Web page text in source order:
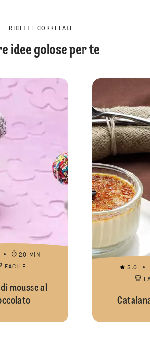
RICETTE CORRELATE
idee golose per te
20 MIN
FACILE
mousse al
5.0